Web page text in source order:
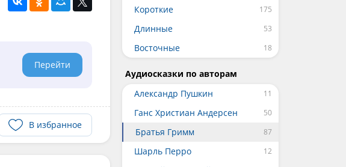
Перейти
В избранное
Короткие
Длинные
Восточные
Аудиосказки по авторам
Александр Пушкин
Ганс Христиан Андерсен
Братья Гримм
Шарль Перро